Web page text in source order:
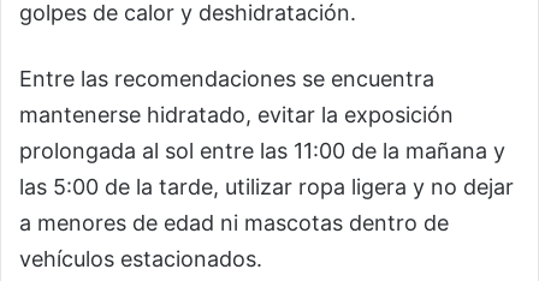
golpes de calor y deshidratación.
Entre las recomendaciones se encuentra
mantenerse hidratado, evitar la exposición
prolongada al sol entre las 11:00 de la mañana y
las 5:00 de la tarde, utilizar ropa ligera y no dejar
a menores de edad ni mascotas dentro de
vehículos estacionados.